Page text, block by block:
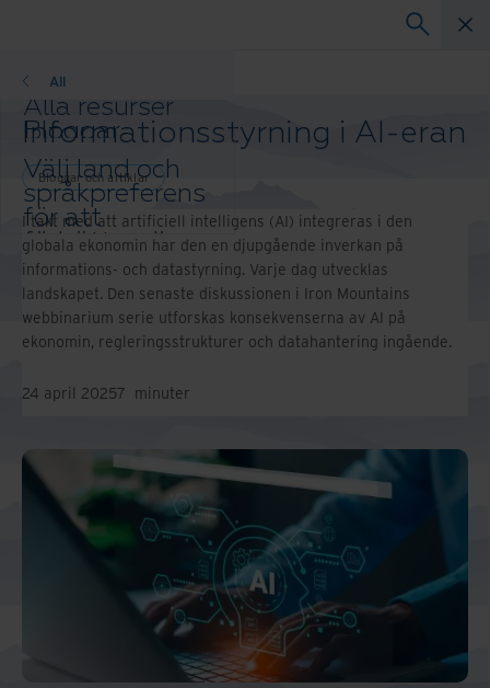
Alla resurser
Bloggar
Kundreferenser
Lösningsguider
Webbinarier
Whitepaper
All
Välj land och
språkpreferens
för att
förbättra din
webbläsarupplevelse.
Ändra region
och språk:
Asia-Pacific and India
Africa
And Turkey
North America
Bloggar
Informationsstyrning i AI-eran
Bloggar och artiklar
I takt med att artificiell intelligens (AI) integreras i den
globala ekonomin har den en djupgående inverkan på
informations- och datastyrning. Varje dag utvecklas
landskapet. Den senaste diskussionen i Iron Mountains
webbinarium serie utforskas konsekvenserna av AI på
ekonomin, regleringsstrukturer och datahantering ingående.
24 april 20257 minuter